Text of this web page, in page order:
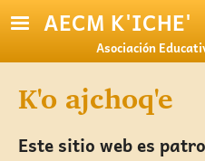
Pasar al contenido
AECM K'ICHE'
Asociación
K'o ajchoq'e
Este sitio web es